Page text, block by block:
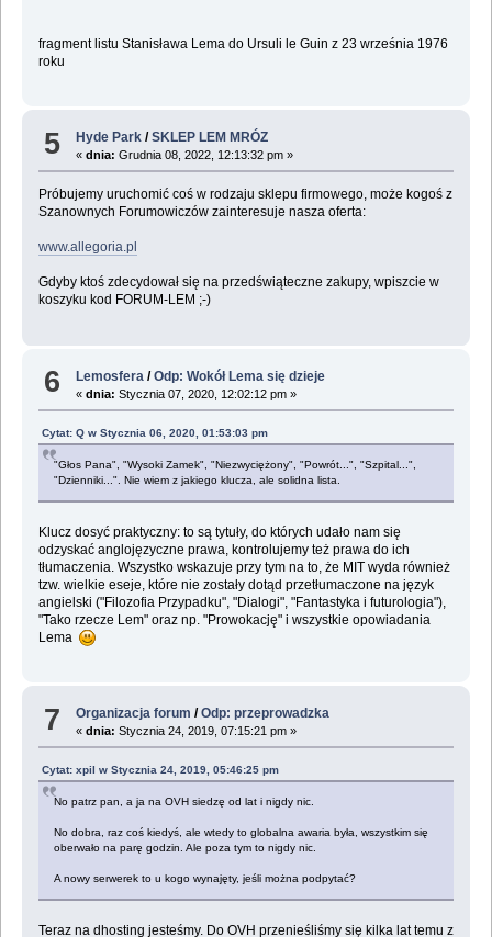
fragment listu Stanisława Lema do Ursuli le Guin z 23 września 1976
roku
5 Hyde Park /SKLEP LEM MRÓZ
«dnia: Grudnia 08, 2022, 12:13:32 pm »
Próbujemy uruchomić coś w rodzaju sklepu firmowego, może kogoś z
Szanownych Forumowiczów zainteresuje nasza oferta:
www.allegoria.pl
Gdyby ktoś zdecydował się na przedświąteczne zakupy, wpiszcie w
koszyku kod FORUM-LEM ;-)
6 Lemosfera /Odp: Wokół Lema się dzieje
«dnia: Stycznia 07, 2020, 12:02:12 pm »
Cytat: Q w Stycznia 06, 2020, 01:53:03 pm
"Głos Pana", "Wysoki Zamek", "Niezwyciężony", "Powrót...", "Szpital...",
"Dzienniki...". Nie wiem z jakiego klucza, ale solidna lista.
Klucz dosyć praktyczny: to są tytuły, do których udało nam się
odzyskać anglojęzyczne prawa, kontrolujemy też prawa do ich
tłumaczenia. Wszystko wskazuje przy tym na to, że MIT wyda również
tzw. wielkie eseje, które nie zostały dotąd przetłumaczone na język
angielski ("Filozofia Przypadku", "Dialogi", "Fantastyka i futurologia"),
"Tako rzecze Lem" oraz np. "Prowokację" i wszystkie opowiadania
Lema
7 Organizacja forum /Odp: przeprowadzka
«dnia: Stycznia 24, 2019, 07:15:21 pm »
Cytat: xpil w Stycznia 24, 2019, 05:46:25 pm
No patrz pan, a ja na OVH siedzę od lat i nigdy nic.
No dobra, raz coś kiedyś, ale wtedy to globalna awaria była, wszystkim się
oberwało na parę godzin. Ale poza tym to nigdy nic.
A nowy serwerek to u kogo wynajęty, jeśli można podpytać?
Teraz na dhosting jesteśmy. Do OVH przenieśliśmy się kilka lat temu z